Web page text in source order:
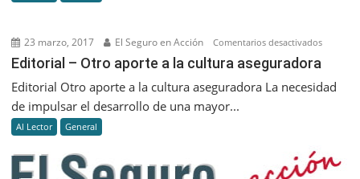
23 marzo, 2017 El Seguro en Acción Comentarios desactivadosen
Otro
cultura
Editorial – Otro aporte a la cultura aseguradora
Editorial Otro aporte a la cultura aseguradora La necesidad
de impulsar el desarrollo de una mayor...
Al Lector General